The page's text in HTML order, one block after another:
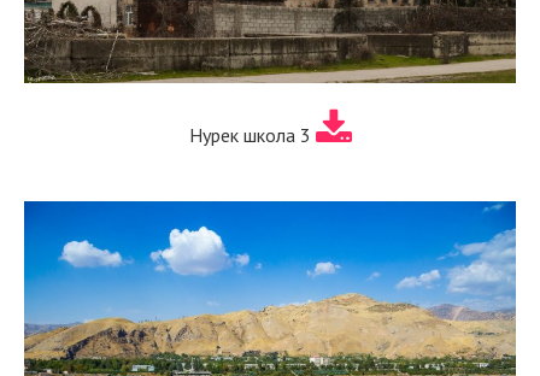
Нурек школа 3